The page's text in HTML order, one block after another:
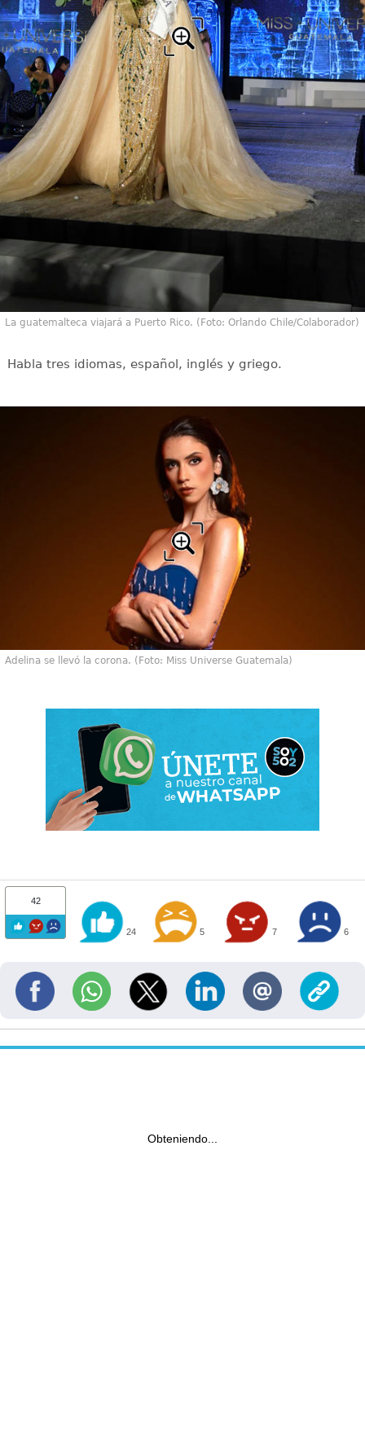
La guatemalteca viajará a Puerto Rico. (Foto: Orlando Chile/Colaborador)
Habla tres idiomas, español, inglés y griego.
Adelina se llevó la corona. (Foto: Miss Universe Guatemala)
42
24 5 7 6
Obteniendo...